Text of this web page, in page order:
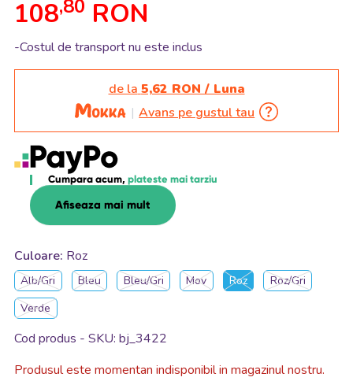
108,80 RON
-Costul de transport nu este inclus
de la 5,62 RON / Luna
Avans pe gustul tau
Cumpara acum, plateste mai tarziu
Afiseaza mai mult
Culoare: Roz
Alb/Gri Bleu Bleu/Gri Mov Roz
Roz/Gri
Verde
Cod produs - SKU bj_3422
Produsul este momentan indisponibil in magazinul nostru.